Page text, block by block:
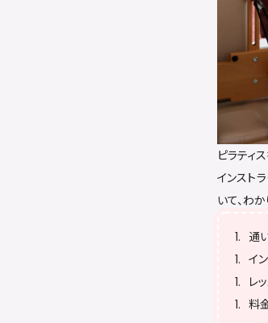
ピラティ
インスト
いて、わ
通
イ
レ
料